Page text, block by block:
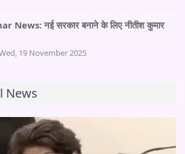
News: नई सरकार बनाने के लिए नीतीश कुमार
19 November 2025
News